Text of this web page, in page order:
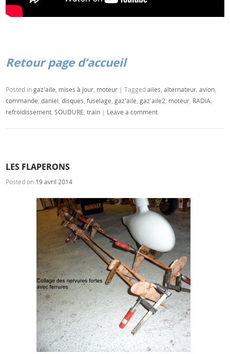
Retour page d’accueil
Posted ingaz'aile mises à jour moteur |Taggedailes ,alternateur ,avion
commande ,daniel ,disques ,fuselage ,gaz'aile ,gaz'aile2 moteur RADIA
refroidissement ,SOUDURE ,train | Leave a comment
LES FLAPERONS
Posted on 19 avril 2014